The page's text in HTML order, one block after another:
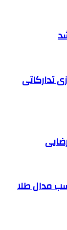
تدارکاتی
مدال طلا